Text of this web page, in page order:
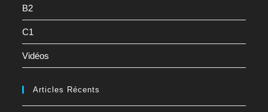
B2
C1
Vidéos
Articles Récents